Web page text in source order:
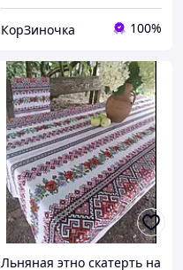
КорЗиночка 100%
Льняная этно скатерть на